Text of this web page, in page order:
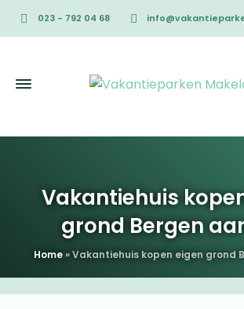
023 - 792 04 68
Vakantiehuis
grond Bergen
Home»Vakantiehuis kopen eigen grond